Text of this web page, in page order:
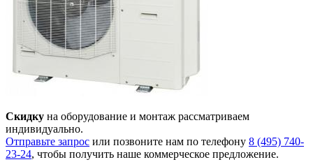
Скидку на оборудование и монтаж рассматриваем
индивидуально.
Отправьте запрос или позвоните нам по телефону 8 (495) 740-
23-24, чтобы получить наше коммерческое предложение.